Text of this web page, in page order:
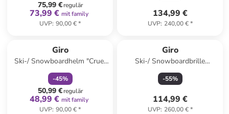
75,99 €regulär
73,99 € mit family
UVP: 90,00 €*
134,99 €
UVP: 240,00 €*
Giro
Ski-/ Snowboardhelm "Crue"
in Schwarz
-45%
50,99 €regulär
48,99 € mit family
UVP: 90,00 €*
Giro
Ski-/ Snowboardbrille
"Contour" in Grau/ Orange
-55%
114,99 €
UVP: 260,00 €*